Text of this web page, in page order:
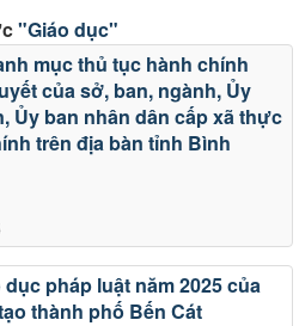
"Giáo dục"
mục thủ tục hành chính
của sở, ban, ngành, Ủy
Ủy ban nhân dân cấp xã thực
trên địa bàn tỉnh Bình
pháp luật năm 2025 của
thành phố Bến Cát